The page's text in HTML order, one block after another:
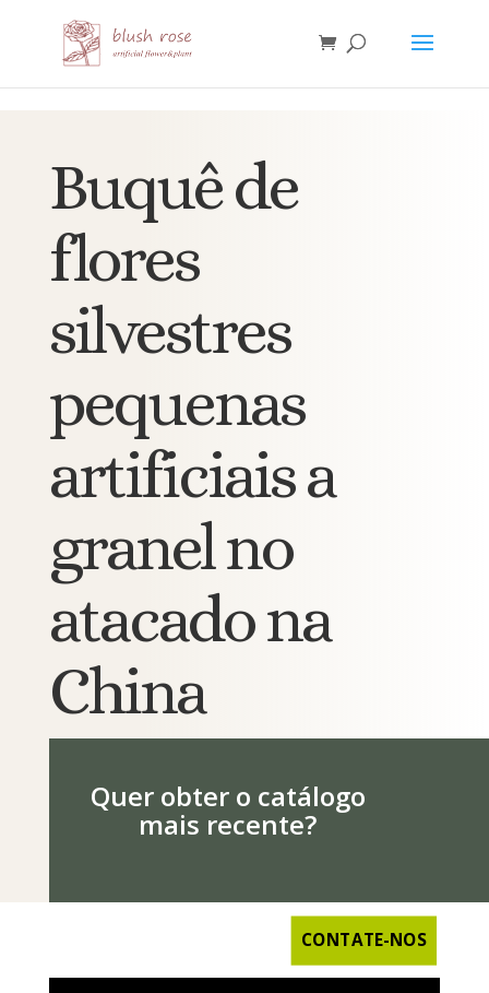
Buquê de
flores
silvestres
pequenas
artificiais a
granel no
atacado na
China
Quer obter o catálogo
mais recente?
CONTATE-NOS